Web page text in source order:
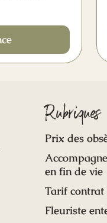
Rubriques
Prix des
en fin de vie
Tarif contrat
Fleuriste